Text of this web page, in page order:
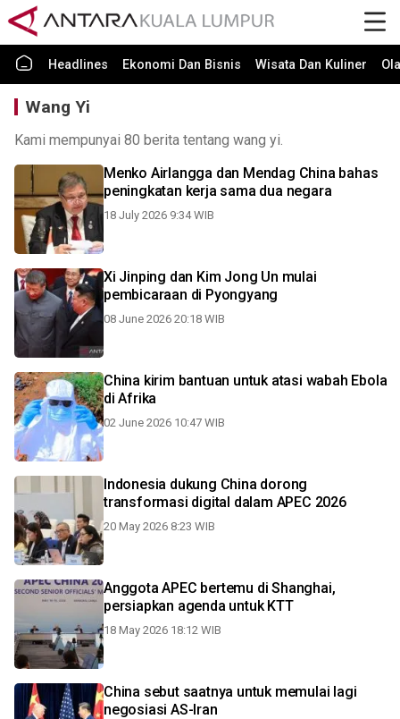
Headlines Ekonomi Dan Bisnis Wisata Dan Kuliner
Wang Yi
Kami mempunyai 80 berita tentang wang yi.
Menko Airlangga dan Mendag China bahas
peningkatan kerja sama dua negara
18 July 2026 9:34 WIB
Xi Jinping dan Kim Jong Un mulai
pembicaraan di Pyongyang
08 June 2026 20:18 WIB
China kirim bantuan untuk atasi wabah Ebola
di Afrika
02 June 2026 10:47 WIB
Indonesia dukung China dorong
transformasi digital dalam APEC 2026
20 May 2026 8:23 WIB
Anggota APEC bertemu di Shanghai,
persiapkan agenda untuk KTT
18 May 2026 18:12 WIB
China sebut saatnya untuk memulai lagi
negosiasi AS-Iran